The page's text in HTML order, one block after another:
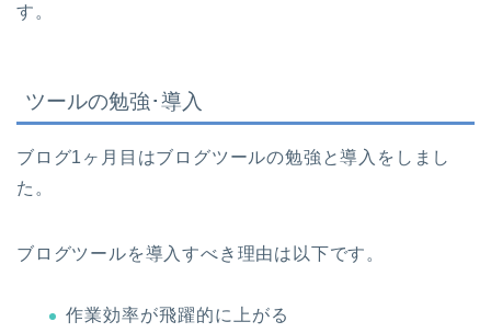
す。
ツールの勉強･導入
ブログ1ヶ月目はブログツールの勉強と導入をしまし
た。
ブログツールを導入すべき理由は以下です。
作業効率が飛躍的に上がる